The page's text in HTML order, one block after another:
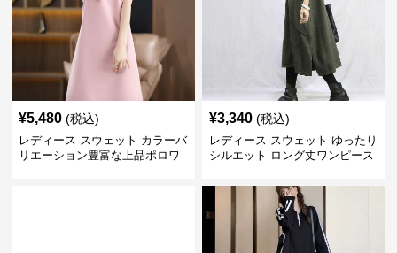
¥5,480 (税込)
レディース スウェット カラーバ
リエーション豊富な上品ポロワ
¥3,340 (税込)
レディース スウェット ゆったり
シルエット ロング丈ワンピース